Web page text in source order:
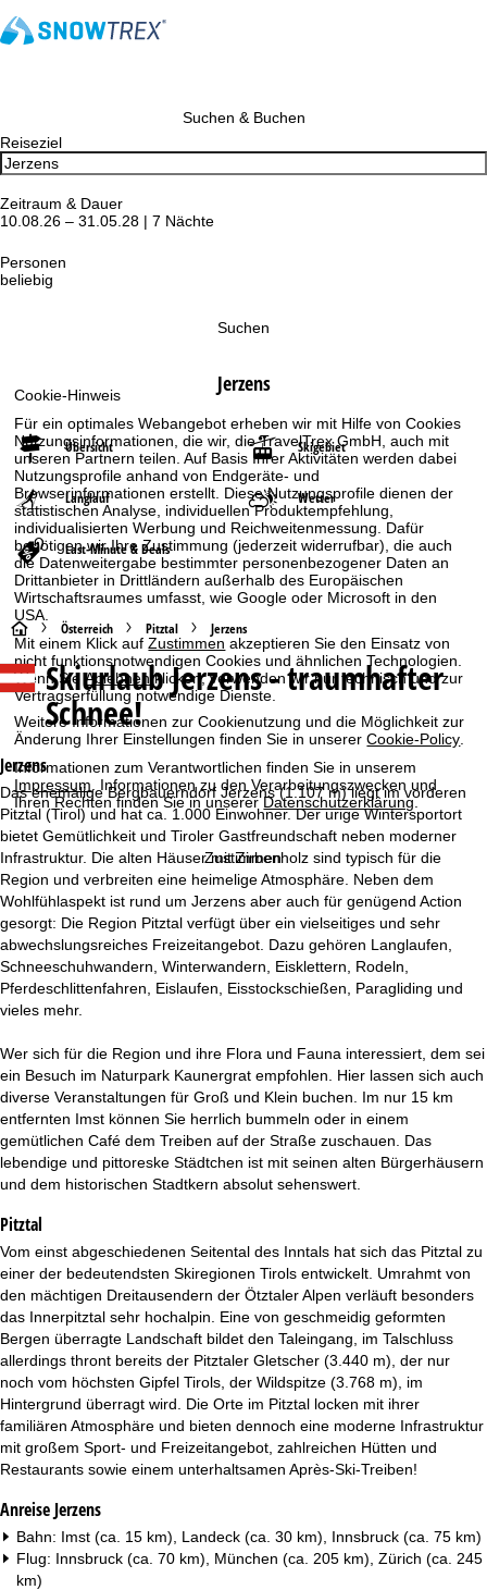
Cookie-Hinweis
Für ein optimales Webangebot erheben wir mit Hilfe von Cookies
Nutzungsinformationen, die wir, die TravelTrex GmbH, auch mit
unseren Partnern teilen. Auf Basis Ihrer Aktivitäten werden dabei
Nutzungsprofile anhand von Endgeräte- und
Browserinformationen erstellt. Diese Nutzungsprofile dienen der
statistischen Analyse, individuellen Produktempfehlung,
individualisierten Werbung und Reichweitenmessung. Dafür
benötigen wir Ihre Zustimmung (jederzeit widerrufbar), die auch
die Datenweitergabe bestimmter personenbezogener Daten an
Drittanbieter in Drittländern außerhalb des Europäischen
Wirtschaftsraumes umfasst, wie Google oder Microsoft in den
USA.
Mit einem Klick aufZustimmen akzeptieren Sie den Einsatz von
nicht funktionsnotwendigen Cookies und ähnlichen Technologien.
Wenn SieAblehnen klicken, verwenden wir nur technisch und zur
Vertragserfüllung notwendige Dienste.
Weitere Informationen zur Cookienutzung und die Möglichkeit zur
Änderung Ihrer Einstellungen finden Sie in unsererCookie-Policy
Informationen zum Verantwortlichen finden Sie in unserem
Impressum . Informationen zu den Verarbeitungszwecken und
Ihren Rechten finden Sie in unsererDatenschutzerklärung.
Zustimmen
Suchen & Buchen
Reiseziel
Zeitraum & Dauer
10.08.26 – 31.05.28 | 7 Nächte
Personen
beliebig
Suchen
Jerzens
Übersicht Skigebiet
Langlauf Wetter
Last-Minute & Deals
S
t
a
r
t
s
e
i
t
Österreich Pitztal Jerzens
SkiurlaubJerzens - traumhafter
Schnee!
Jerzens
Das ehemalige Bergbauerndorf Jerzens (1.107 m) liegt im vorderen
Pitztal (Tirol) und hat ca. 1.000 Einwohner. Der urige Wintersportort
bietet Gemütlichkeit und Tiroler Gastfreundschaft neben moderner
Infrastruktur. Die alten Häuser mit Zirbenholz sind typisch für die
Region und verbreiten eine heimelige Atmosphäre. Neben dem
Wohlfühlaspekt ist rund um Jerzens aber auch für genügend Action
gesorgt: Die Region Pitztal verfügt über ein vielseitiges und sehr
abwechslungsreiches Freizeitangebot. Dazu gehören Langlaufen,
Schneeschuhwandern, Winterwandern, Eisklettern, Rodeln,
Pferdeschlittenfahren, Eislaufen, Eisstockschießen, Paragliding und
vieles mehr.
Wer sich für die Region und ihre Flora und Fauna interessiert, dem sei
ein Besuch im Naturpark Kaunergrat empfohlen. Hier lassen sich auch
diverse Veranstaltungen für Groß und Klein buchen. Im nur 15 km
entfernten Imst können Sie herrlich bummeln oder in einem
gemütlichen Café dem Treiben auf der Straße zuschauen. Das
lebendige und pittoreske Städtchen ist mit seinen alten Bürgerhäusern
und dem historischen Stadtkern absolut sehenswert.
Pitztal
Vom einst abgeschiedenen Seitental des Inntals hat sich das Pitztal zu
einer der bedeutendsten Skiregionen Tirols entwickelt. Umrahmt von
den mächtigen Dreitausendern der Ötztaler Alpen verläuft besonders
das Innerpitztal sehr hochalpin. Eine von geschmeidig geformten
Bergen überragte Landschaft bildet den Taleingang, im Talschluss
allerdings thront bereits der Pitztaler Gletscher (3.440 m), der nur
noch vom höchsten Gipfel Tirols, der Wildspitze (3.768 m), im
Hintergrund überragt wird. Die Orte im Pitztal locken mit ihrer
familiären Atmosphäre und bieten dennoch eine moderne Infrastruktur
mit großem Sport- und Freizeitangebot, zahlreichen Hütten und
Restaurants sowie einem unterhaltsamen Après-Ski-Treiben!
Anreise Jerzens
Bahn: Imst (ca. 15 km), Landeck (ca. 30 km), Innsbruck (ca. 75 km)
Flug: Innsbruck (ca. 70 km), München (ca. 205 km), Zürich (ca. 245
km)